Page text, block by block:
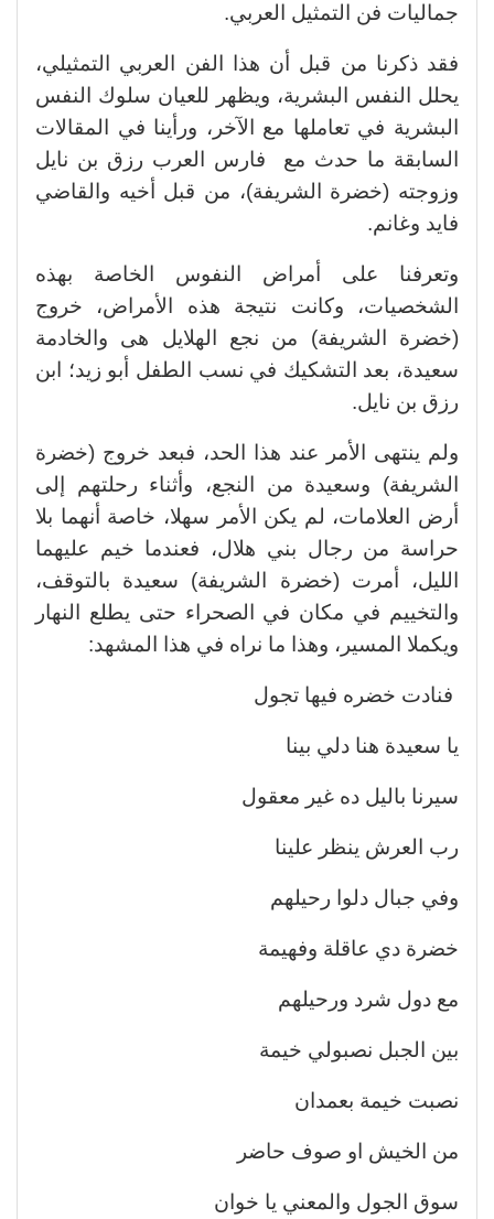
جماليات فن التمثيل العربي.
فقد ذكرنا من قبل أن هذا الفن العربي التمثيلي،
يحلل النفس البشرية، ويظهر للعيان سلوك النفس
البشرية في تعاملها مع الآخر، ورأينا في المقالات
السابقة ما حدث مع فارس العرب رزق بن نايل
وزوجته (خضرة الشريفة)، من قبل أخيه والقاضي
فايد وغانم.
وتعرفنا على أمراض النفوس الخاصة بهذه
الشخصيات، وكانت نتيجة هذه الأمراض، خروج
(خضرة الشريفة) من نجع الهلايل هى والخادمة
سعيدة، بعد التشكيك في نسب الطفل أبو زيد؛ ابن
رزق بن نايل.
ولم ينتهى الأمر عند هذا الحد، فبعد خروج (خضرة
الشريفة) وسعيدة من النجع، وأثناء رحلتهم إلى
أرض العلامات، لم يكن الأمر سهلا، خاصة أنهما بلا
حراسة من رجال بني هلال، فعندما خيم عليهما
الليل، أمرت (خضرة الشريفة) سعيدة بالتوقف،
والتخييم في مكان في الصحراء حتى يطلع النهار
ويكملا المسير، وهذا ما نراه في هذا المشهد:
فنادت خضره فيها تجول
يا سعيدة هنا دلي بينا
سيرنا باليل ده غير معقول
رب العرش ينظر علينا
وفي جبال دلوا رحيلهم
خضرة دي عاقلة وفهيمة
مع دول شرد ورحيلهم
بين الجبل نصبولي خيمة
نصبت خيمة بعمدان
من الخيش او صوف حاضر
سوق الجول والمعني يا خوان